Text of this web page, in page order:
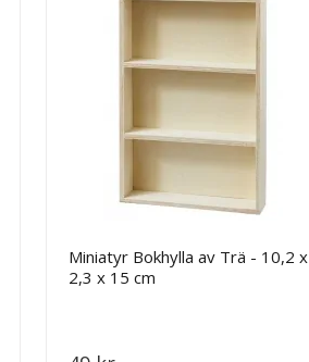
Miniatyr Bokhylla av Trä - 10,2 x
2,3 x 15 cm